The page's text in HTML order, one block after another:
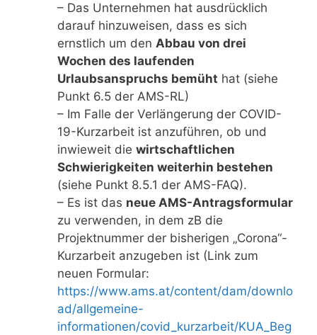
– Das Unternehmen hat ausdrücklich
darauf hinzuweisen, dass es sich
ernstlich um den Abbau von drei
Wochen des laufenden
Urlaubsanspruchs bemüht hat (siehe
Punkt 6.5 der AMS-RL)
– Im Falle der Verlängerung der COVID-
19-Kurzarbeit ist anzuführen, ob und
inwieweit die wirtschaftlichen
Schwierigkeiten weiterhin bestehen
(siehe Punkt 8.5.1 der AMS-FAQ).
– Es ist das neue AMS-Antragsformular
zu verwenden, in dem zB die
Projektnummer der bisherigen „Corona“-
Kurzarbeit anzugeben ist (Link zum
neuen Formular:
https://www.ams.at/content/dam/downlo
ad/allgemeine-
informationen/covid_kurzarbeit/KUA_Beg